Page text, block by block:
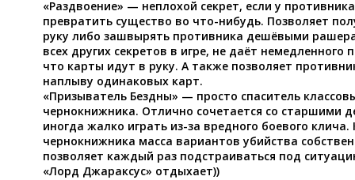
«Раздвоение» — неплохой секрет, если у
превратить существо во что-нибудь. Позволяет
руку либо зашвырять противника дешёвыми
всех других секретов в игре, не даёт
что карты идут в руку. А также позволяет
наплыву одинаковых карт.
«Призыватель Бездны» — просто спаситель
чернокнижника. Отлично сочетается со старшими
иногда жалко играть из-за вредного боевого
чернокнижника масса вариантов убийства
позволяет каждый раз подстраиваться под
«Лорд Джараксус» отдыхает))